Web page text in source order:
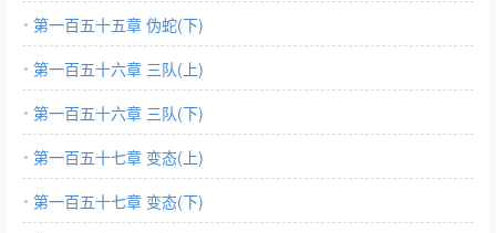
第一百五十五章 伪蛇(下)
第一百五十六章 三队(上)
第一百五十六章 三队(下)
第一百五十七章 变态(上)
第一百五十七章 变态(下)